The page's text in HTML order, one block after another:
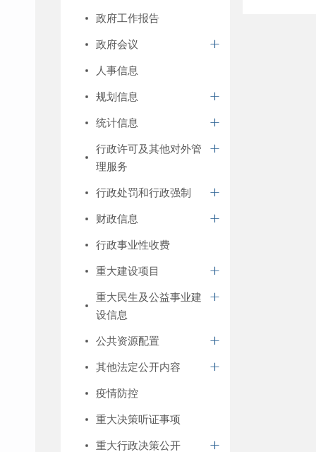
政府工作报告
政府会议
人事信息
规划信息
统计信息
行政许可及其他对外管
理服务
行政处罚和行政强制
财政信息
行政事业性收费
重大建设项目
重大民生及公益事业建
设信息
公共资源配置
其他法定公开内容
疫情防控
重大决策听证事项
重大行政决策公开